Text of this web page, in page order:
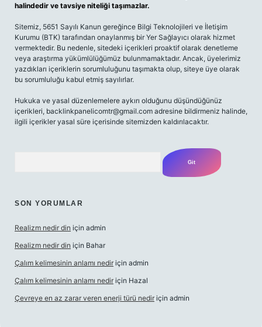
halindedir ve tavsiye niteliği taşımazlar.
Sitemiz, 5651 Sayılı Kanun gereğince Bilgi Teknolojileri ve İletişim
Kurumu (BTK) tarafından onaylanmış bir Yer Sağlayıcı olarak hizmet
vermektedir. Bu nedenle, sitedeki içerikleri proaktif olarak denetleme
veya araştırma yükümlülüğümüz bulunmamaktadır. Ancak, üyelerimiz
yazdıkları içeriklerin sorumluluğunu taşımakta olup, siteye üye olarak
bu sorumluluğu kabul etmiş sayılırlar.
Hukuka ve yasal düzenlemelere aykırı olduğunu düşündüğünüz
içerikleri, backlinkpanelicomtr@gmail.com adresine bildirmeniz halinde,
ilgili içerikler yasal süre içerisinde sitemizden kaldırılacaktır.
SON YORUMLAR
Realizm nedir din için admin
Realizm nedir din için Bahar
Çalım kelimesinin anlamı nedir için admin
Çalım kelimesinin anlamı nedir için Hazal
Çevreye en az zarar veren enerji türü nedir için admin